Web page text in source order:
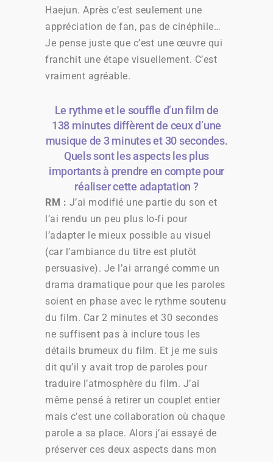
Haejun. Après c’est seulement une
appréciation de fan, pas de cinéphile…
Je pense juste que c’est une œuvre qui
franchit une étape visuellement. C’est
vraiment agréable.
Le rythme et le souffle d’un film de
138 minutes diffèrent de ceux d’une
musique de 3 minutes et 30 secondes.
Quels sont les aspects les plus
importants à prendre en compte pour
réaliser cette adaptation ?
RM : J’ai modifié une partie du son et
l’ai rendu un peu plus lo-fi pour
l’adapter le mieux possible au visuel
(car l’ambiance du titre est plutôt
persuasive). Je l’ai arrangé comme un
drama dramatique pour que les paroles
soient en phase avec le rythme soutenu
du film. Car 2 minutes et 30 secondes
ne suffisent pas à inclure tous les
détails brumeux du film. Et je me suis
dit qu’il y avait trop de paroles pour
traduire l’atmosphère du film. J’ai
même pensé à retirer un couplet entier
mais c’est une collaboration où chaque
parole a sa place. Alors j’ai essayé de
préserver ces deux aspects dans mon